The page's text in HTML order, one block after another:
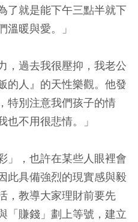
了就是能下午三點半就下
溫暖與愛。」
，過去我很壓抑，我老公
的人』的天性樂觀。他發
特別注意我們孩子的情
不用很悲情。」
」，也許在某些人眼裡會
此具備強烈的現實感與毅
，教導大家理財前要先
「賺錢」劃上等號，建立